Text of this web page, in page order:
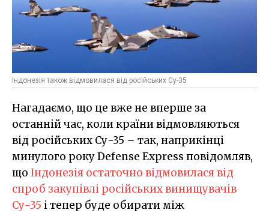
Індонезія також відмовилася від російських Су-35
Нагадаємо, що це вже не вперше за
останній час, коли країни відмовляються
від російських Су-35 – так, наприкінці
минулого року Defense Express повідомляв,
що Індонезія остаточно відмовилася від
спроб закупівлі російських винищувачів
Су-35 і тепер буде обирати між